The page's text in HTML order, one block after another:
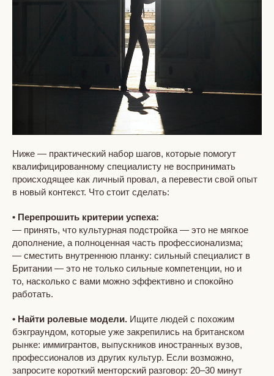
Ниже — практический набор шагов, которые помогут
квалифицированному специалисту не воспринимать
происходящее как личный провал, а перевести свой опыт
в новый контекст. Что стоит сделать:
• Перепрошить критерии успеха:
— принять, что культурная подстройка — это не мягкое
дополнение, а полноценная часть профессионализма;
— сместить внутреннюю планку: сильный специалист в
Британии — это не только сильные компетенции, но и
то, насколько с вами можно эффективно и спокойно
работать.
• Найти ролевые модели. Ищите людей с похожим
бэкграундом, которые уже закрепились на британском
рынке: иммигрантов, выпускников иностранных вузов,
профессионалов из других культур. Если возможно,
запросите короткий менторский разговор: 20–30 минут